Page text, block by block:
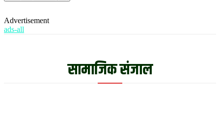
Advertisement
ads-all
सामाजिक संजाल